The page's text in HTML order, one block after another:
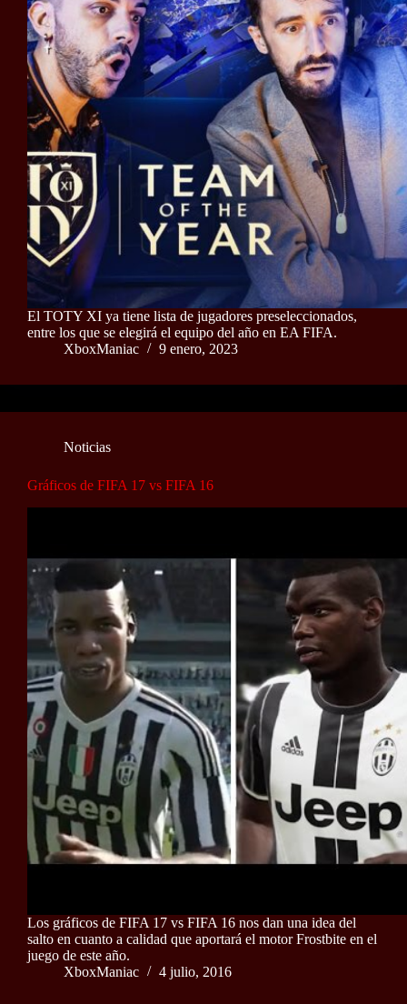
El TOTY XI ya tiene lista de jugadores preseleccionados,
entre los que se elegirá el equipo del año en EA FIFA.
XboxManiac
9 enero, 2023
Noticias
Gráficos de FIFA 17 vs FIFA 16
Los gráficos de FIFA 17 vs FIFA 16 nos dan una idea del
salto en cuanto a calidad que aportará el motor Frostbite en el
juego de este año.
XboxManiac
4 julio, 2016